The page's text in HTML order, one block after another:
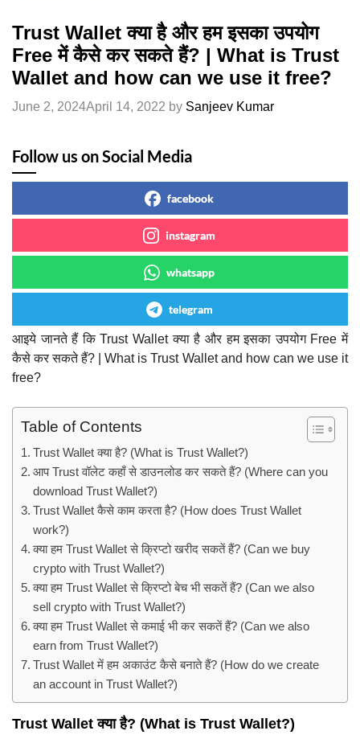
Trust Wallet क्या है और हम इसका उपयोग
Free में कैसे कर सकते हैं? | What is Trust
Wallet and how can we use it free?
June 2, 2024April 14, 2022 by Sanjeev Kumar
Follow us on Social Media
facebook
instagram
whatsapp
telegram
आइये जानते हैं कि Trust Wallet क्या है और हम इसका उपयोग Free में
कैसे कर सकते हैं? | What is Trust Wallet and how can we use it
free?
Table of Contents
Trust Wallet क्या है? (What is Trust Wallet?)
आप Trust वॉलेट कहाँ से डाउनलोड कर सकते हैं? (Where can you
download Trust Wallet?)
Trust Wallet कैसे काम करता है? (How does Trust Wallet
work?)
क्या हम Trust Wallet से क्रिप्टो खरीद सकतें हैं? (Can we buy
crypto with Trust Wallet?)
क्या हम Trust Wallet से क्रिप्टो बेच भी सकतें हैं? (Can we also
sell crypto with Trust Wallet?)
क्या हम Trust Wallet से कमाई भी कर सकतें हैं? (Can we also
earn from Trust Wallet?)
Trust Wallet में हम अकाउंट कैसे बनाते हैं? (How do we create
an account in Trust Wallet?)
Trust Wallet क्या है? (What is Trust Wallet?)